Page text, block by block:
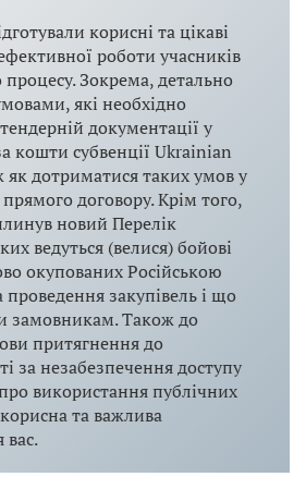
корисні та цікаві
роботи учасників
процесу. Зокрема, детально
які необхідно
документації у
кошти субвенції Ukrainian
дотриматися таких умов у
договору. Крім того,
новий Перелік
ведуться (велися) бойові
окупованих Російською
закупівель і що
замовникам. Також до
притягнення до
за незабезпечення доступу
використання публічних
та важлива
вас.